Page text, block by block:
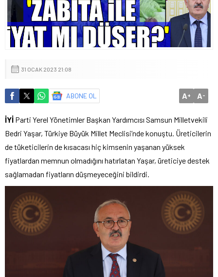
31 OCAK 2023 21:08
ABONE OL A+ A-
İYİ Parti Yerel Yönetimler Başkan Yardımcısı Samsun Milletvekili
Bedri Yaşar, Türkiye Büyük Millet Meclisi’nde konuştu. Üreticilerin
de tüketicilerin de kısacası hiç kimsenin yaşanan yüksek
fiyatlardan memnun olmadığını hatırlatan Yaşar, üreticiye destek
sağlamadan fiyatların düşmeyeceğini bildirdi.